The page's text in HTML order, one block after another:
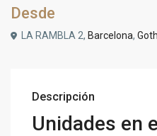
Desde
LA RAMBLA 2, Barcelona,
Descripción
Unidades en